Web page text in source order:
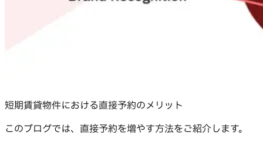
短期賃貸物件における直接予約のメリット
このブログでは、直接予約を増やす方法をご紹介します。